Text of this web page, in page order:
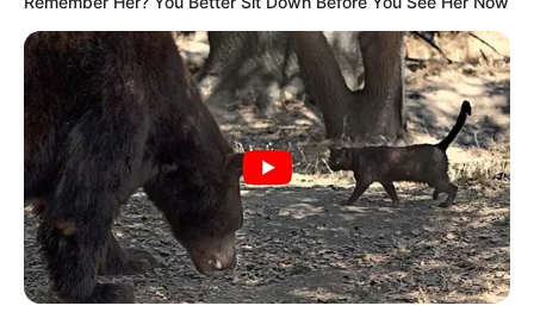
SHARE THIS Share it Tweet
Share it Pin it
PUBLICAÇÕES RELACIONADAS
Notícia